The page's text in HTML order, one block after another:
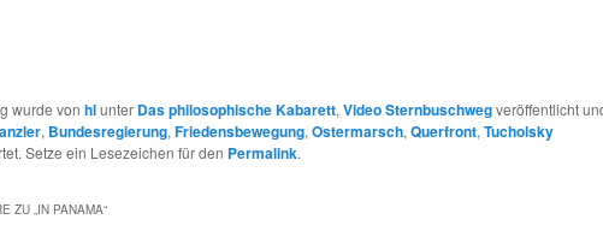
wurde von hlunter Das philosophische Kabarett,Video Sternbuschwegveröffentlicht
, Bundesregierung,Friedensbewegung,Ostermarsch,Querfront,Tucholsky
Setze ein Lesezeichen für den Permalink.
ZU „IN PANAMA“